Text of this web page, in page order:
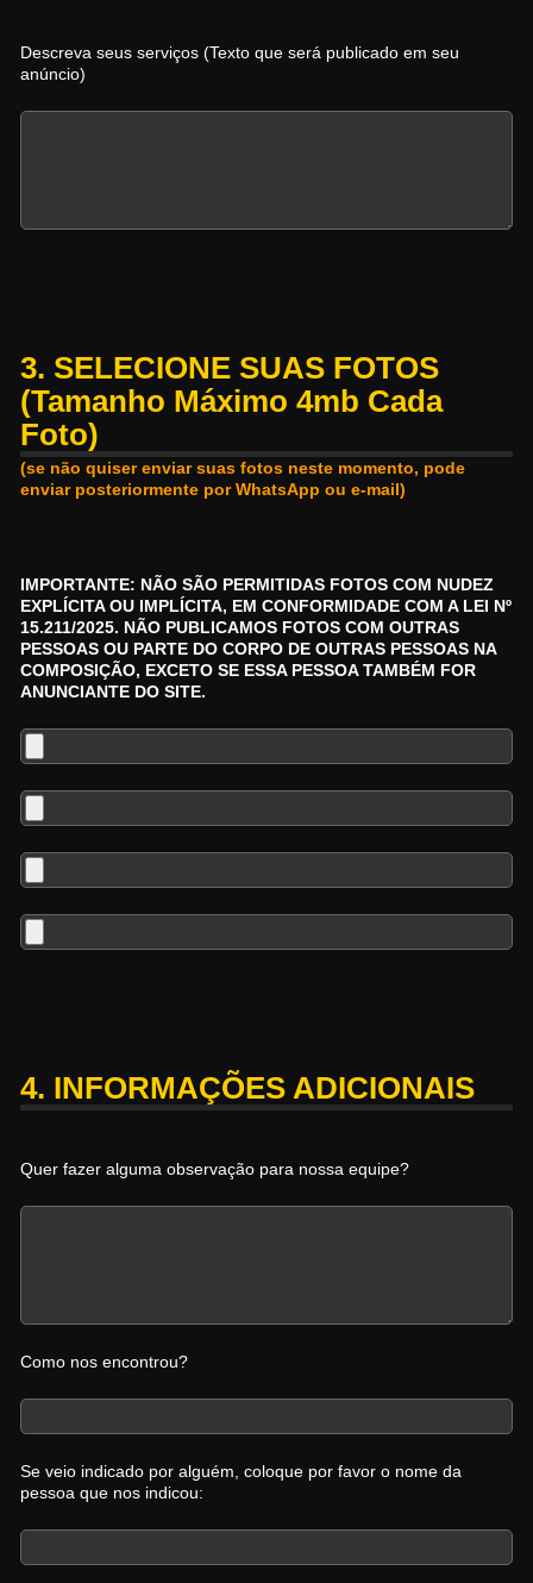
Descreva seus serviços (Texto que será publicado em seu
anúncio)
3. SELECIONE SUAS FOTOS
(tamanho Máximo 4mb Cada
Foto)
(se não quiser enviar suas fotos neste momento, pode
enviar posteriormente por WhatsApp ou e-mail)
IMPORTANTE: NÃO SÃO PERMITIDAS FOTOS COM NUDEZ
EXPLÍCITA OU IMPLÍCITA, EM CONFORMIDADE COM A LEI Nº
15.211/2025. NÃO PUBLICAMOS FOTOS COM OUTRAS
PESSOAS OU PARTE DO CORPO DE OUTRAS PESSOAS NA
COMPOSIÇÃO, EXCETO SE ESSA PESSOA TAMBÉM FOR
ANUNCIANTE DO SITE.
4. INFORMAÇÕES ADICIONAIS
Quer fazer alguma observação para nossa equipe?
Como nos encontrou?
Se veio indicado por alguém, coloque por favor o nome da
pessoa que nos indicou: